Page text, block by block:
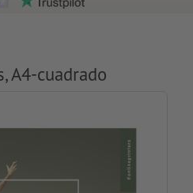
A4-cuadrado